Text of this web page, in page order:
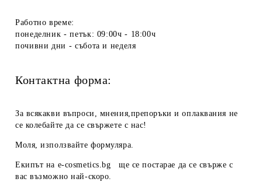
Работно време:
понеделник - петък: 09:00ч - 18:00ч
почивни дни - събота и неделя
Контактна форма:
За всякакви въпроси, мнения,препоръки и оплаквания не
се колебайте да се свържете с нас!
Моля, използвайте формуляра.
Екипът на e-cosmetics.bg
ще се постарае да се свърже с
вас възможно най-скоро.